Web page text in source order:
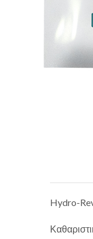
Hydro-